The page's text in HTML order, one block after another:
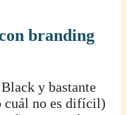
branding
y bastante
cuál no es difícil)